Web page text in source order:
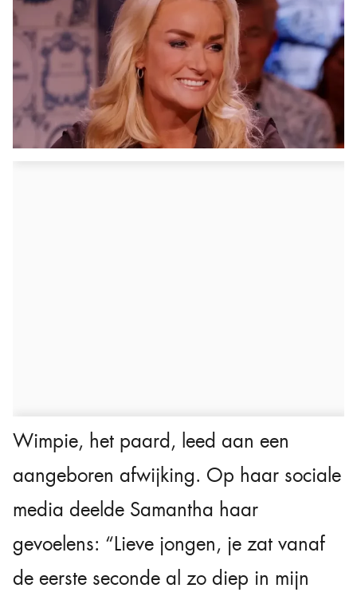
Wimpie, het paard, leed aan een
aangeboren afwijking. Op haar sociale
media deelde Samantha haar
gevoelens: “Lieve jongen, je zat vanaf
de eerste seconde al zo diep in mijn